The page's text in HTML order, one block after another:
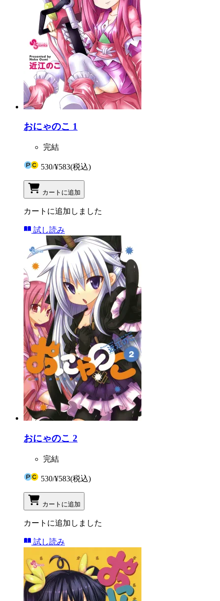
おにゃのこ 1
完結
530/¥583(税込)
カートに追加
カートに追加しました
試し読み
おにゃのこ 2
完結
530/¥583(税込)
カートに追加
カートに追加しました
試し読み